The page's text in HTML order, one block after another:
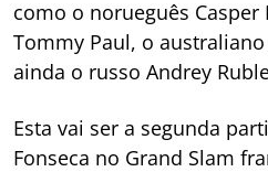
como o norueguês
Tommy Paul, o
ainda o russo Andrey
Esta vai ser a segunda
Fonseca no Grand Slam